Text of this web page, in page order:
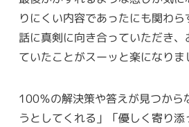
りにくい内容であったにも関わ
話に真剣に向き合っていただき
ていたことがスーッと楽になりま
100％の解決策や答えが見つから
うとしてくれる」「優しく寄り